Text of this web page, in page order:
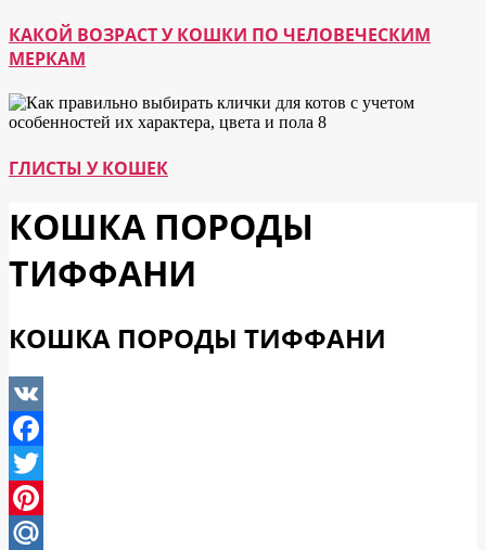
КАКОЙ ВОЗРАСТ У КОШКИ ПО ЧЕЛОВЕЧЕСКИМ
МЕРКАМ
ГЛИСТЫ У КОШЕК
КОШКА ПОРОДЫ
ТИФФАНИ
КОШКА ПОРОДЫ ТИФФАНИ
VK
Facebook
Twitter
Pinterest